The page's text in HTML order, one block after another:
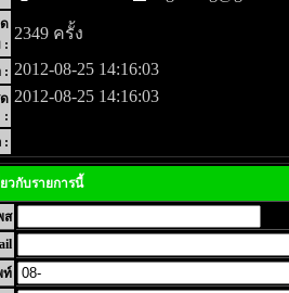
:
2349 ครั้ง
: 2012-08-25 14:16:03
:
2012-08-25 14:16:03
:
วกับรายการนี้
ส
ท์